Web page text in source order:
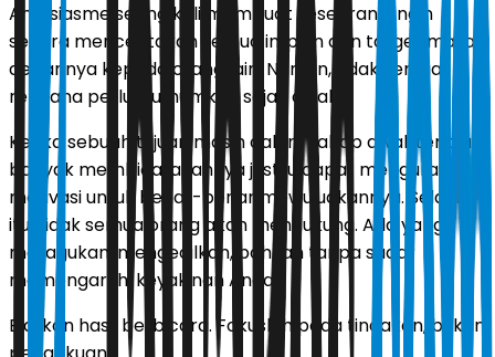
Antusiasme sering kali membuat seseorang ingin
segera menceritakan semua impian dan target masa
depannya kepada orang lain. Namun, tidak semua
rencana perlu diumumkan sejak awal.
Ketika sebuah tujuan masih dalam tahap awal, terlalu
banyak membicarakannya justru dapat mengurangi
motivasi untuk benar-benar mewujudkannya. Selain
itu, tidak semua orang akan mendukung. Ada yang
meragukan, mengecilkan, bahkan tanpa sadar
memengaruhi keyakinan Anda.
Biarkan hasil berbicara. Fokuslah pada tindakan, bukan